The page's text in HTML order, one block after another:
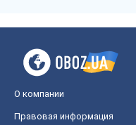
О компании
Правовая информация